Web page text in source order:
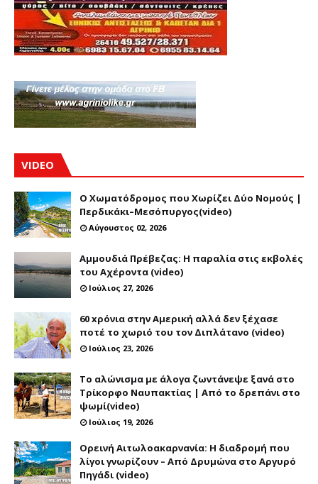
VIDEO
Ο Χωματόδρομος που Χωρίζει Δύο Νομούς |
Περδικάκι–Μεσόπυργος(video)
Αύγουστος 02, 2026
Αμμουδιά Πρέβεζας: Η παραλία στις εκβολές
του Αχέροντα (video)
Ιούλιος 27, 2026
60 xρόνια στην Αμερική αλλά δεν ξέχασε
ποτέ το χωριό του τον Διπλάτανο (video)
Ιούλιος 23, 2026
Το αλώνισμα με άλογα ζωντάνεψε ξανά στο
Τρίκορφο Ναυπακτίας | Από το δρεπάνι στο
ψωμί(video)
Ιούλιος 19, 2026
Ορεινή Αιτωλοακαρνανία: Η διαδρομή που
λίγοι γνωρίζουν – Από Δρυμώνα στο Αργυρό
Πηγάδι (video)